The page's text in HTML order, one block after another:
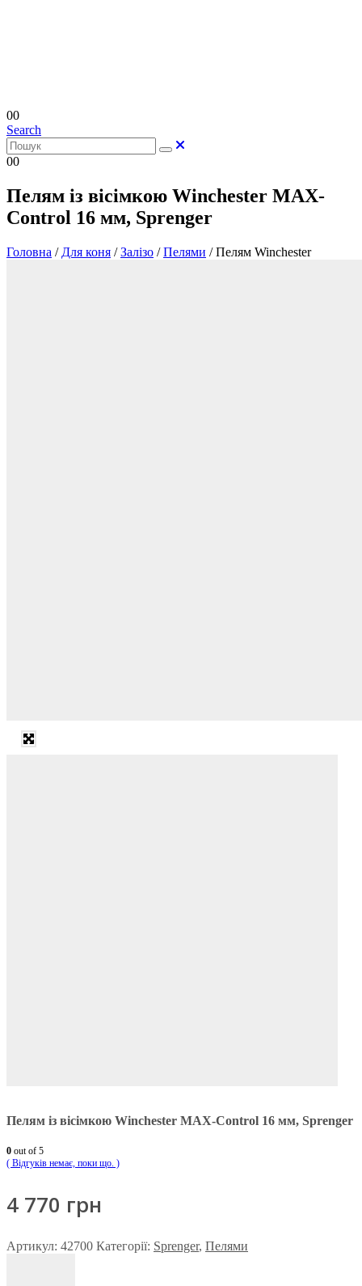
00
Search
00
Пелям із вісімкою Winchester MAX-
Control 16 мм, Sprenger
Головна / Для коня /Залізо /Пелями /Пелям Winchester
Пелям із вісімкою Winchester MAX-Control 16 мм, Sprenger
0 out of 5
( Відгуків немає, поки що. )
4 770 грн
Артикул: 42700 Категорії: Sprenger, Пелями